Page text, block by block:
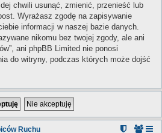
chwili usunąć, zmienić, przenieść lub
Wyrażasz zgodę na zapisywanie
informacji w naszej bazie danych.
nikomu bez twojej zgody, ale ani
ani phpBB Limited nie ponosi
do witryny, podczas których może dojść
Ruchu